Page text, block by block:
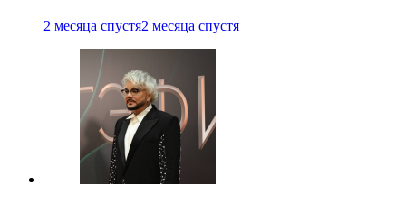
2 месяца спустя2 месяца спустя